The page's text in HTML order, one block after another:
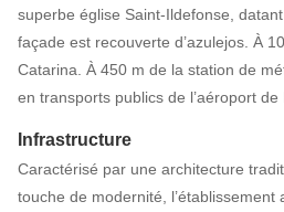
superbe église Saint-Ildefonse,
façade est recouverte d’azulejos. À
Catarina. À 450 m de la station de
en transports publics de l’aéroport de
Infrastructure
Caractérisé par une architecture
touche de modernité, l’établissement